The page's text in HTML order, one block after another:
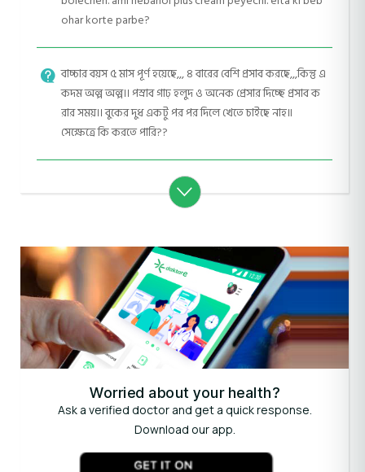
ohar korte parbe?
বাচ্চার বয়স ৫ মাস পূর্ণ হয়েছে,,, ৪ বারের বেশি প্রসাব করছে,,,কিন্তু এ
কদম অল্প অল্প।। পস্রাব গাঢ় হলুদ ও অনেক প্রেসার দিচ্ছে প্রসাব ক
রার সময়।। বুকের দুধ একটু পর পর দিলে খেতে চাইছে নাহ।৷
সেক্ষেত্রে কি করতে পারি??
Worried about your health?
Ask a verified doctor and get a quick response.
Download our app.